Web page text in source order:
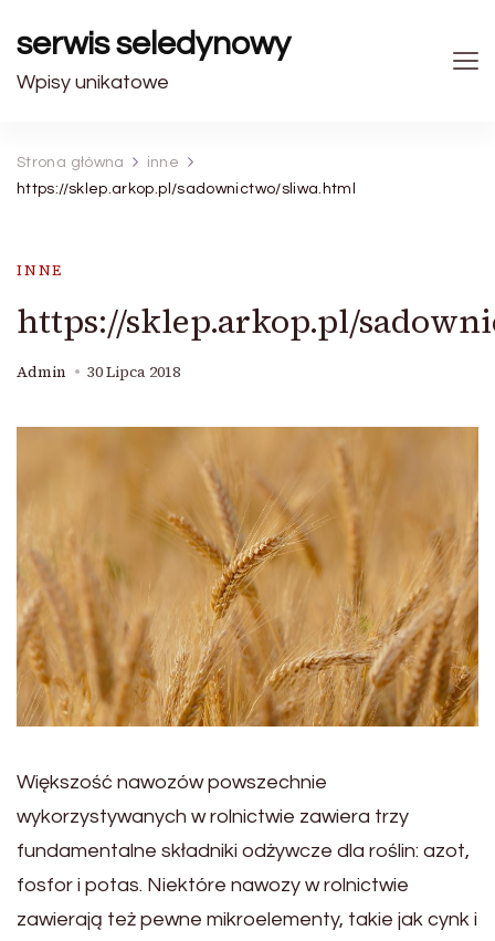
serwis seledynowy
Wpisy unikatowe
Strona główna
inne
https://sklep.arkop.pl/sadownictwo/sliwa.html
INNE
https://sklep.arkop.pl/
Admin 30 Lipca 2018
Większość nawozów powszechnie
wykorzystywanych w rolnictwie zawiera trzy
fundamentalne składniki odżywcze dla roślin: azot,
fosfor i potas. Niektóre nawozy w rolnictwie
zawierają też pewne mikroelementy, takie jak cynk i